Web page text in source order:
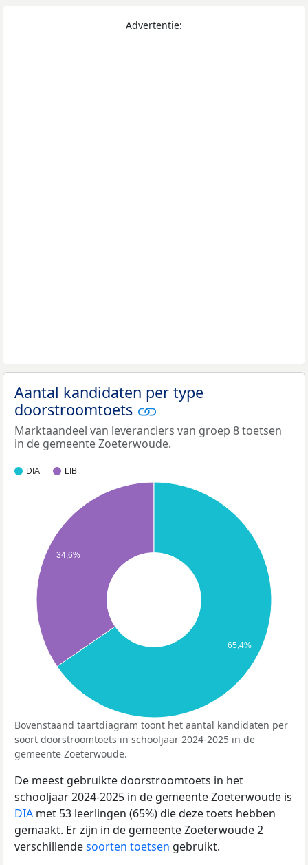
Advertentie:
Aantal kandidaten per type
doorstroomtoets
Marktaandeel van leveranciers van groep 8 toetsen
in de gemeente Zoeterwoude.
DIA LIB
34,6%
65,4%
Bovenstaand taartdiagram toont het aantal kandidaten per
soort doorstroomtoets in schooljaar 2024-2025 in de
gemeente Zoeterwoude.
De meest gebruikte doorstroomtoets in het
schooljaar 2024-2025 in de gemeente Zoeterwoude is
DIA met 53 leerlingen (65%) die deze toets hebben
gemaakt. Er zijn in de gemeente Zoeterwoude 2
verschillendesoorten toetsen gebruikt.